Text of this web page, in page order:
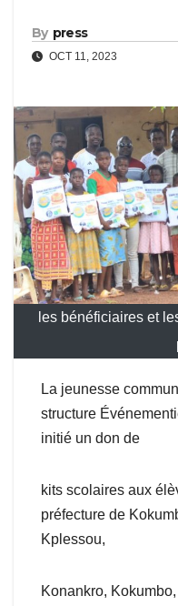
By press
OCT 11, 2023
les bénéficiaires et
La jeunesse
structure
initié un don de
kits scolaires aux
préfecture de
Kplessou,
Konankro,